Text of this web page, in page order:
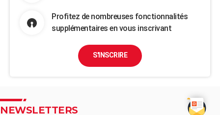
Profitez de nombreuses fonctionnalités
supplémentaires en vous inscrivant
S'INSCRIRE
NEWSLETTERS